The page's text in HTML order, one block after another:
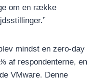
om en række
mindst en zero-day
af respondenterne, en
VMware. Denne